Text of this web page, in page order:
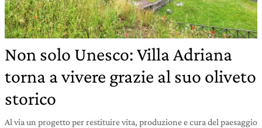
Non solo Unesco: Villa Adriana
torna a vivere grazie al suo oliveto
storico
Al via un progetto per restituire vita, produzione e cura del paesaggio